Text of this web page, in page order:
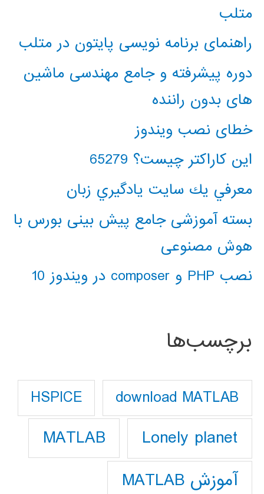
متلب
راهنمای برنامه نویسی پایتون در متلب
دوره پیشرفته و جامع مهندسی ماشین
های بدون راننده
خطای نصب ویندوز
این کاراکتر چیست؟ 65279
معرفي يك سايت يادگيري زبان
بسته آموزشی جامع پیش بینی بورس با
هوش مصنوعی
نصب PHP و composer در ویندوز 10
برچسب‌ها
download MATLAB
HSPICE
Lonely planet
MATLAB
آموزش MATLAB